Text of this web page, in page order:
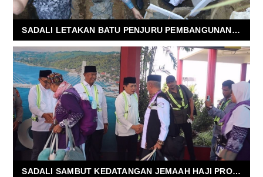
SADALI LETAKAN BATU PENJURU PEMBANGUNAN GEDUNG GEREJA KEHIDUPAN JEMAAT RUMAH TIGA
SADALI SAMBUT KEDATANGAN JEMAAH HAJI PROVINSI MALUKU